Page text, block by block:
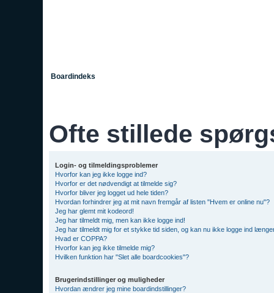
Boardindeks
Ofte stillede
Login- og tilmeldingsproblemer
Hvorfor kan jeg ikke logge ind?
Hvorfor er det nødvendigt at tilmelde sig?
Hvorfor bliver jeg logget ud hele tiden?
Hvordan forhindrer jeg at mit navn fremgår af listen "Hvem er online nu"?
Jeg har glemt mit kodeord!
Jeg har tilmeldt mig, men kan ikke logge ind!
Jeg har tilmeldt mig for et stykke tid siden, og kan nu ikke logge ind
Hvad er COPPA?
Hvorfor kan jeg ikke tilmelde mig?
Hvilken funktion har "Slet alle boardcookies"?
Brugerindstillinger og muligheder
Hvordan ændrer jeg mine boardindstillinger?